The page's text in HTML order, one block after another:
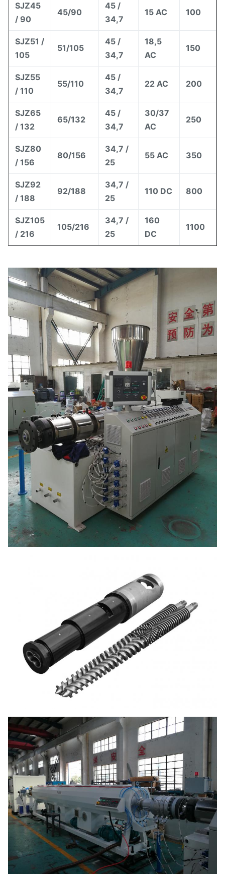
SJZ45
/ 90
45/90
45 /
34,7
15 AC 100
SJZ51 /
105
51/105
45 /
34,7
18,5
AC
150
SJZ55
/ 110
55/110
45 /
34,7
22 AC 200
SJZ65
/ 132
65/132
45 /
34,7
30/37
AC
250
SJZ80
/ 156
80/156
34,7 /
25
55 AC 350
SJZ92
/ 188
92/188
34,7 /
25
110 DC 800
SJZ105
/ 216
105/216
34,7 /
25
160
DC
1100